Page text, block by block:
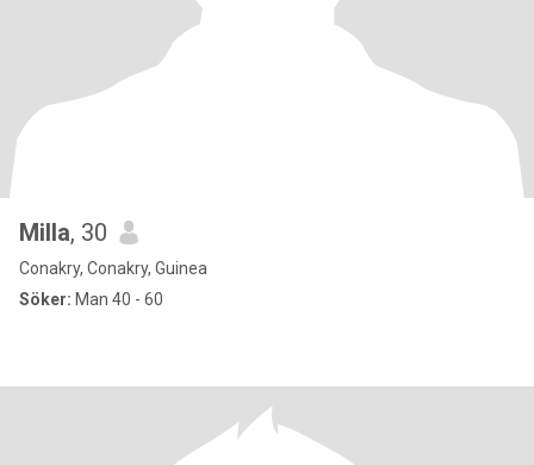
Milla, 30
Conakry, Conakry, Guinea
Söker: Man 40 - 60